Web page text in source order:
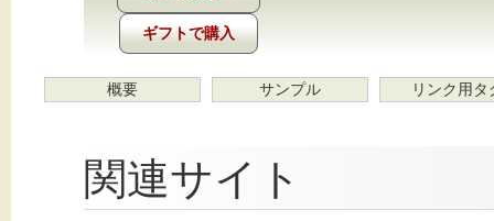
ギフトで購入
概要 サンプル リンク用タ
関連サイト